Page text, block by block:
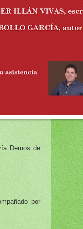
Demos de
por